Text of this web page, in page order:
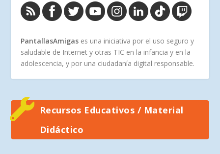
PantallasAmigas es una iniciativa por el uso seguro y
saludable de Internet y otras TIC en la infancia y en la
adolescencia, y por una ciudadanía digital responsable.
Recursos Educativos / Material
Didáctico